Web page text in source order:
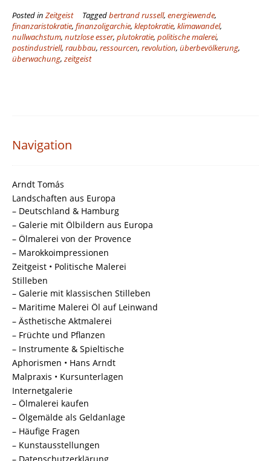
Posted in Zeitgeist Taggedbertrand russell, energiewende,
finanzaristokratie, finanzoligarchie, kleptokratie, klimawandel,
nullwachstum, nutzlose esser, plutokratie, politische malerei,
postindustriell, raubbau, ressourcen, revolution, überbevölkerung,
überwachung, zeitgeist
Navigation
Arndt Tomás
Landschaften aus Europa
– Deutschland & Hamburg
– Galerie mit Ölbildern aus Europa
– Ölmalerei von der Provence
– Marokkoimpressionen
Zeitgeist • Politische Malerei
Stilleben
– Galerie mit klassischen Stilleben
– Maritime Malerei Öl auf Leinwand
– Ästhetische Aktmalerei
– Früchte und Pflanzen
– Instrumente & Spieltische
Aphorismen • Hans Arndt
Malpraxis • Kursunterlagen
Internetgalerie
– Ölmalerei kaufen
– Ölgemälde als Geldanlage
– Häufige Fragen
– Kunstausstellungen